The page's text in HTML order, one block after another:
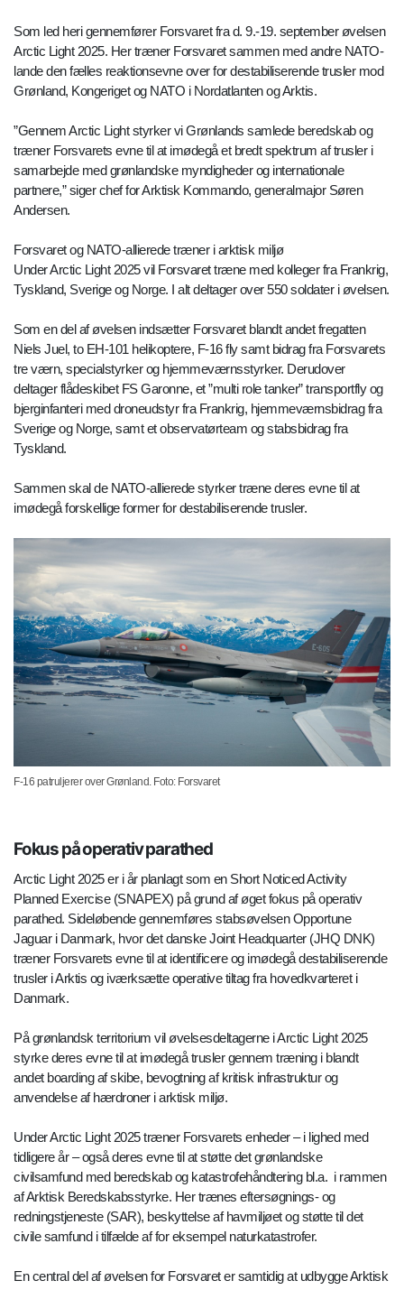
Som led heri gennemfører Forsvaret fra d. 9.-19. september øvelsen
Arctic Light 2025. Her træner Forsvaret sammen med andre NATO-
lande den fælles reaktionsevne over for destabiliserende trusler mod
Grønland, Kongeriget og NATO i Nordatlanten og Arktis.
”Gennem Arctic Light styrker vi Grønlands samlede beredskab og
træner Forsvarets evne til at imødegå et bredt spektrum af trusler i
samarbejde med grønlandske myndigheder og internationale
partnere,” siger chef for Arktisk Kommando, generalmajor Søren
Andersen.
Forsvaret og NATO-allierede træner i arktisk miljø
Under Arctic Light 2025 vil Forsvaret træne med kolleger fra Frankrig,
Tyskland, Sverige og Norge. I alt deltager over 550 soldater i øvelsen.
Som en del af øvelsen indsætter Forsvaret blandt andet fregatten
Niels Juel, to EH-101 helikoptere, F-16 fly samt bidrag fra Forsvarets
tre værn, specialstyrker og hjemmeværnsstyrker. Derudover
deltager flådeskibet FS Garonne, et ”multi role tanker” transportfly og
bjerginfanteri med droneudstyr fra Frankrig, hjemmeværnsbidrag fra
Sverige og Norge, samt et observatørteam og stabsbidrag fra
Tyskland.
Sammen skal de NATO-allierede styrker træne deres evne til at
imødegå forskellige former for destabiliserende trusler.
F-16 patruljerer over Grønland. Foto: Forsvaret
Fokus på operativ parathed
Arctic Light 2025 er i år planlagt som en Short Noticed Activity
Planned Exercise (SNAPEX) på grund af øget fokus på operativ
parathed. Sideløbende gennemføres stabsøvelsen Opportune
Jaguar i Danmark, hvor det danske Joint Headquarter (JHQ DNK)
træner Forsvarets evne til at identificere og imødegå destabiliserende
trusler i Arktis og iværksætte operative tiltag fra hovedkvarteret i
Danmark.
På grønlandsk territorium vil øvelsesdeltagerne i Arctic Light 2025
styrke deres evne til at imødegå trusler gennem træning i blandt
andet boarding af skibe, bevogtning af kritisk infrastruktur og
anvendelse af hærdroner i arktisk miljø.
Under Arctic Light 2025 træner Forsvarets enheder – i lighed med
tidligere år – også deres evne til at støtte det grønlandske
civilsamfund med beredskab og katastrofehåndtering bl.a. i rammen
af Arktisk Beredskabsstyrke. Her trænes eftersøgnings- og
redningstjeneste (SAR), beskyttelse af havmiljøet og støtte til det
civile samfund i tilfælde af for eksempel naturkatastrofer.
En central del af øvelsen for Forsvaret er samtidig at udbygge Arktisk